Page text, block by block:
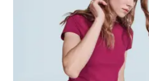
5,15 €
a
7,35 €